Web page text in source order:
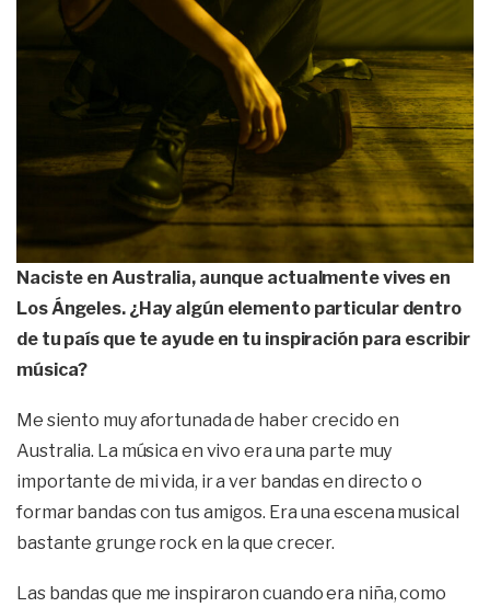
Naciste en Australia, aunque actualmente vives en
Los Ángeles. ¿Hay algún elemento particular dentro
de tu país que te ayude en tu inspiración para escribir
música?
Me siento muy afortunada de haber crecido en
Australia. La música en vivo era una parte muy
importante de mi vida, ir a ver bandas en directo o
formar bandas con tus amigos. Era una escena musical
bastante grunge rock en la que crecer.
Las bandas que me inspiraron cuando era niña, como